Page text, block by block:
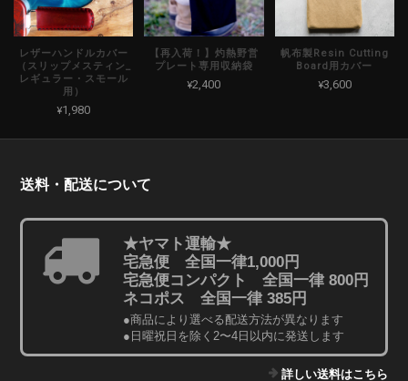
レザーハンドルカバー
（スリップメスティン_
レギュラー・スモール
用）
¥1,980
【再入荷！】灼熱野営
プレート専用収納袋
¥2,400
帆布製Resin Cutting
Board用カバー
¥3,600
送料・配送について
★ヤマト運輸★
宅急便 全国一律1,000円
宅急便コンパクト 全国一律 800円
ネコポス 全国一律 385円
●商品により選べる配送方法が異なります
●日曜祝日を除く2〜4日以内に発送します
詳しい送料はこちら